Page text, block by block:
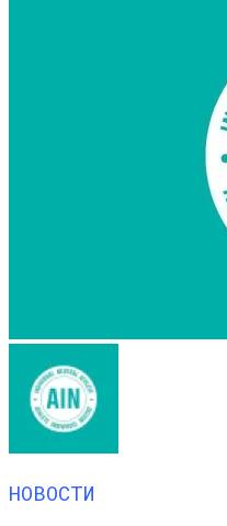
НОВОСТИ